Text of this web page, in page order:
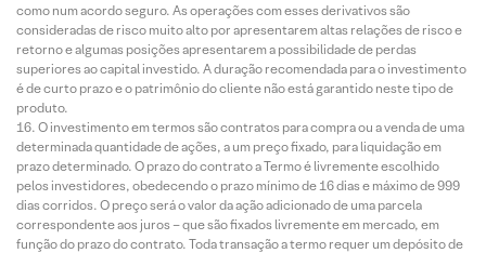
como num acordo seguro. As operações com esses derivativos são
consideradas de risco muito alto por apresentarem altas relações de risco e
retorno e algumas posições apresentarem a possibilidade de perdas
superiores ao capital investido. A duração recomendada para o investimento
é de curto prazo e o patrimônio do cliente não está garantido neste tipo de
produto.
O investimento em termos são contratos para compra ou a venda de uma
determinada quantidade de ações, a um preço fixado, para liquidação em
prazo determinado. O prazo do contrato a Termo é livremente escolhido
pelos investidores, obedecendo o prazo mínimo de 16 dias e máximo de 999
dias corridos. O preço será o valor da ação adicionado de uma parcela
correspondente aos juros – que são fixados livremente em mercado, em
função do prazo do contrato. Toda transação a termo requer um depósito de